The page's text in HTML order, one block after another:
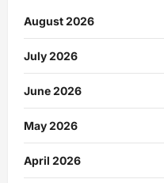
August 2026
July 2026
June 2026
May 2026
April 2026